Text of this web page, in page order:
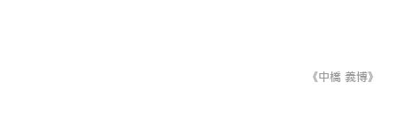
《中橋 義博》